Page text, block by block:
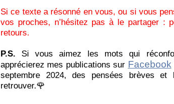
Si ce texte a résonné en vous, ou si vous
vos proches, n’hésitez pas à le partager :
retours.
P.S. Si vous aimez les mots qui
apprécierez mes publications sur Facebook
septembre 2024, des pensées brèves
retrouver.🌹